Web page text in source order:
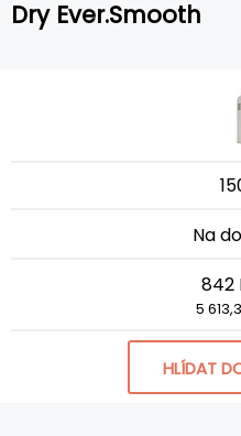
Dry Ever.Smooth
Na
842
5
HLÍDAT